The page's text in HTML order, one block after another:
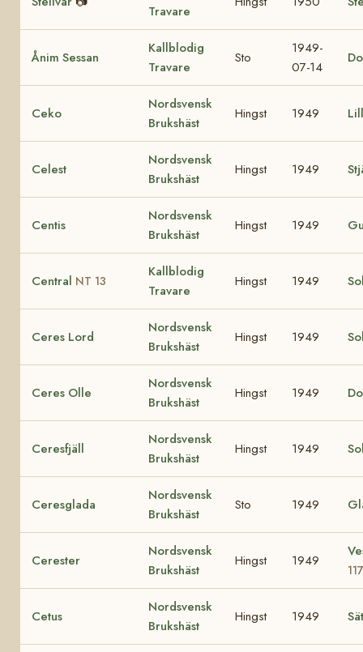
Travare
Ånim Sessan
Kallblodig
Travare
Sto
1949-
07-14
Ceko
Nordsvensk
Brukshäst
Hingst 1949
Celest
Nordsvensk
Brukshäst
Hingst 1949
Centis
Nordsvensk
Brukshäst
Hingst 1949
Central NT 13
Kallblodig
Travare
Hingst 1949
Ceres Lord
Nordsvensk
Brukshäst
Hingst 1949
Ceres Olle
Nordsvensk
Brukshäst
Hingst 1949
Ceresfjäll
Nordsvensk
Brukshäst
Hingst 1949
Ceresglada
Nordsvensk
Brukshäst
Sto 1949
Cerester
Nordsvensk
Brukshäst
Hingst 1949
Cetus
Nordsvensk
Brukshäst
Hingst 1949